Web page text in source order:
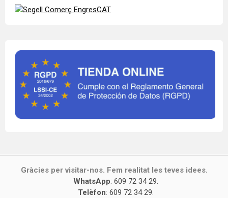
Gràcies per visitar-nos. Fem realitat les teves idees.
WhatsApp: 609 72 34 29.
Telèfon: 609 72 34 29.